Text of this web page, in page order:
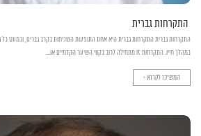
התקרחות גברית
התקרחות גברית התקרחות גברית היא אחת התופעות השכיחות בקרב גברים, וכמעט כל
במהלך חייו. התקרחות זו מתחילה לרוב בקווי השיער הקדמיים או...
המשיכו לקרוא >